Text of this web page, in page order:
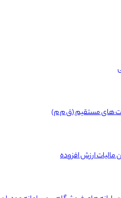
های مستقیم (ق م م)
مالیات ارزش افزوده